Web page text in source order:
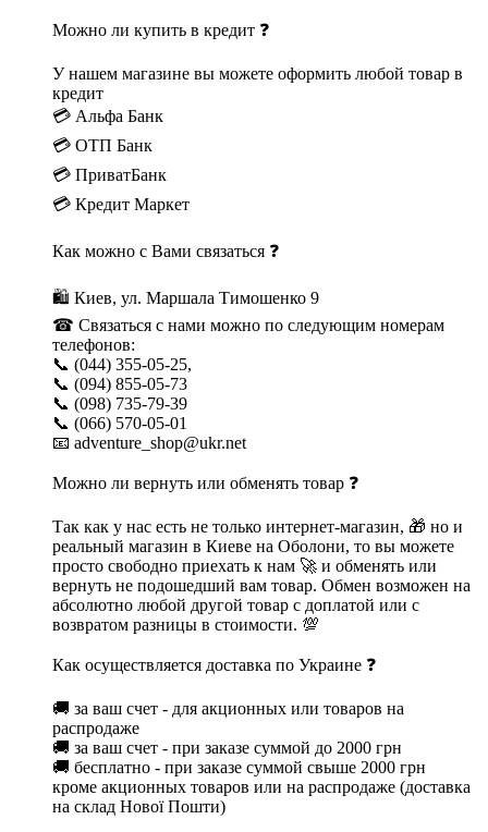
Можно ли купить в кредит ❓
У нашем магазине вы можете оформить любой товар в
кредит
💳 Альфа Банк
💳 ОТП Банк
💳 ПриватБанк
💳 Кредит Маркет
Как можно с Вами связаться ❓
🛍 Киев, ул. Маршала Тимошенко 9
☎ Связаться с нами можно по следующим номерам
телефонов:
📞 (044) 355-05-25,
📞 (094) 855-05-73
📞 (098) 735-79-39
📞 (066) 570-05-01
📧 adventure_shop@ukr.net
Можно ли вернуть или обменять товар ❓
Так как у нас есть не только интернет-магазин, 🎁 но и
реальный магазин в Киеве на Оболони, то вы можете
просто свободно приехать к нам 🚀 и обменять или
вернуть не подошедший вам товар. Обмен возможен на
абсолютно любой другой товар с доплатой или с
возвратом разницы в стоимости. 💯
Как осуществляется доставка по Украине ❓
🚚 за ваш счет - для акционных или товаров на
распродаже
🚚 за ваш счет - при заказе суммой до 2000 грн
🚚 бесплатно - при заказе суммой свыше 2000 грн
кроме акционных товаров или на распродаже (доставка
на склад Нової Пошти)